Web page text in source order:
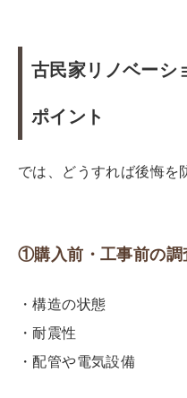
古民家リノベーシ
ポイント
では、どうすれば後悔を
①購入前・工事前の調
・構造の状態
・耐震性
・配管や電気設備